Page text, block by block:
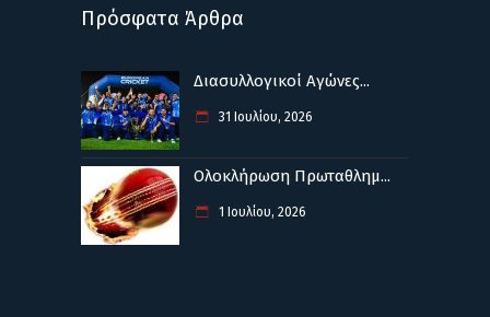
Πρόσφατα Άρθρα
Διασυλλογικοί Αγώνες...
31 Ιουλίου, 2026
Ολοκλήρωση Πρωταθλημ...
1 Ιουλίου, 2026